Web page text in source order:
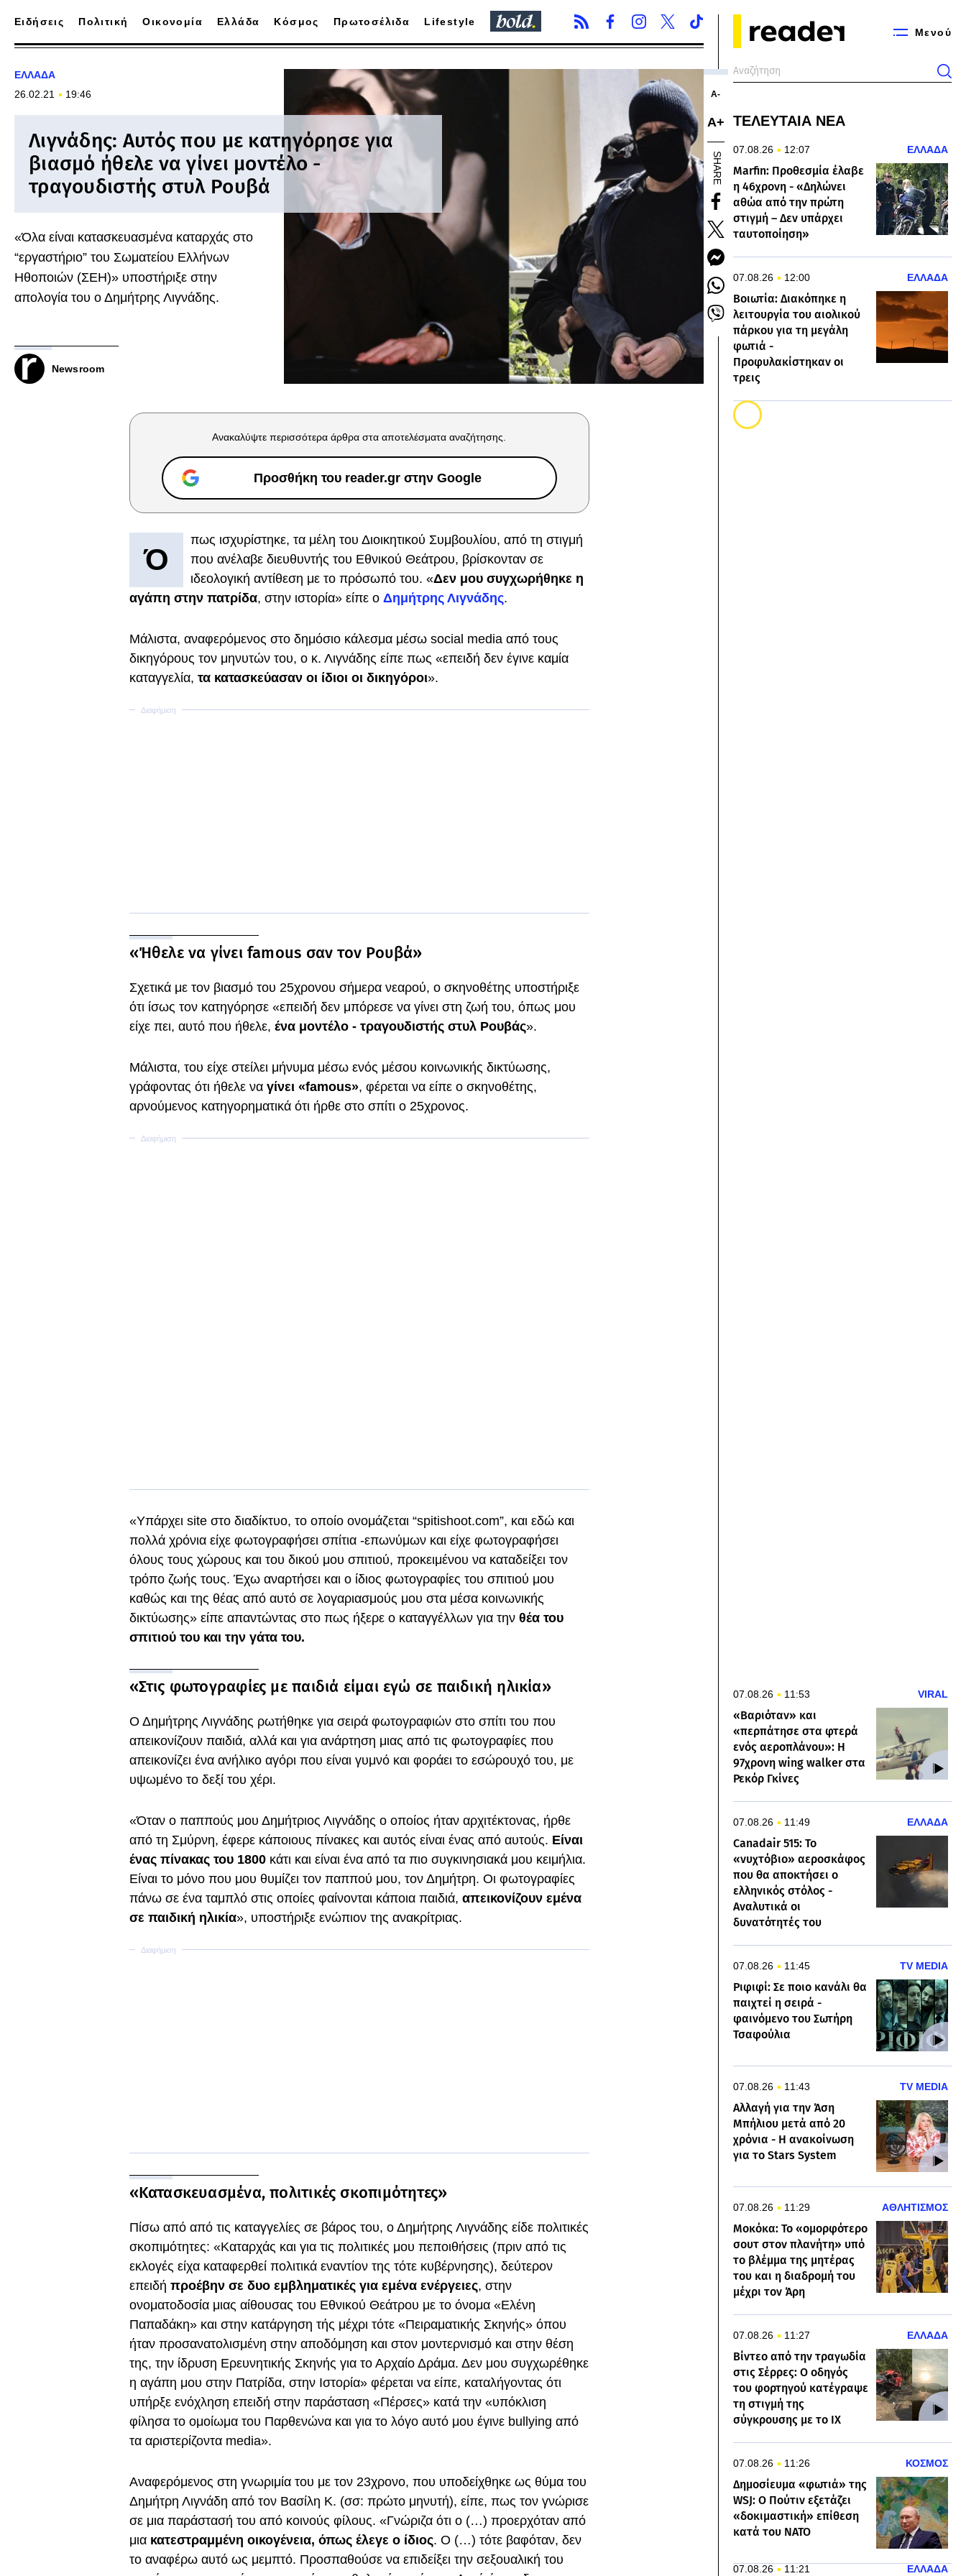
Μενού
Ειδήσεις Πολιτική Οικονομία Ελλάδα Κόσμος Πρωτοσέλιδα Lifestyle
ΕΛΛΑΔΑ
26.02.21
19:46
Λιγνάδης: Αυτός που με κατηγόρησε για
βιασμό ήθελε να γίνει μοντέλο -
τραγουδιστής στυλ Ρουβά
«Όλα είναι κατασκευασμένα καταρχάς στο
“εργαστήριο” του Σωματείου Ελλήνων
Ηθοποιών (ΣΕΗ)» υποστήριξε στην
απολογία του ο Δημήτρης Λιγνάδης.
Newsroom
Α-
Α+
SHARE
Ανακαλύψτε περισσότερα άρθρα στα αποτελέσματα αναζήτησης.
Προσθήκη του reader.gr στην Google
Ό
πως ισχυρίστηκε, τα μέλη του Διοικητικού Συμβουλίου, από τη στιγμή
που ανέλαβε διευθυντής του Εθνικού Θεάτρου, βρίσκονταν σε
ιδεολογική αντίθεση με το πρόσωπό του. «Δεν μου συγχωρήθηκε η
αγάπη στην πατρίδα, στην ιστορία» είπε ο Δημήτρης Λιγνάδης.
Μάλιστα, αναφερόμενος στο δημόσιο κάλεσμα μέσω social media από τους
δικηγόρους τον μηνυτών του, ο κ. Λιγνάδης είπε πως «επειδή δεν έγινε καμία
καταγγελία, τα κατασκεύασαν οι ίδιοι οι δικηγόροι».
«Ήθελε να γίνει famous σαν τον Ρουβά»
Σχετικά με τον βιασμό του 25χρονου σήμερα νεαρού, ο σκηνοθέτης υποστήριξε
ότι ίσως τον κατηγόρησε «επειδή δεν μπόρεσε να γίνει στη ζωή του, όπως μου
είχε πει, αυτό που ήθελε, ένα μοντέλο - τραγουδιστής στυλ Ρουβάς».
Μάλιστα, του είχε στείλει μήνυμα μέσω ενός μέσου κοινωνικής δικτύωσης,
γράφοντας ότι ήθελε ναγίνει «famous», φέρεται να είπε ο σκηνοθέτης,
αρνούμενος κατηγορηματικά ότι ήρθε στο σπίτι ο 25χρονος.
«Υπάρχει site στο διαδίκτυο, το οποίο ονομάζεται “spitishoot.com”, και εδώ και
πολλά χρόνια είχε φωτογραφήσει σπίτια -επωνύμων και είχε φωτογραφήσει
όλους τους χώρους και του δικού μου σπιτιού, προκειμένου να καταδείξει τον
τρόπο ζωής τους. Έχω αναρτήσει και ο ίδιος φωτογραφίες του σπιτιού μου
καθώς και της θέας από αυτό σε λογαριασμούς μου στα μέσα κοινωνικής
δικτύωσης» είπε απαντώντας στο πως ήξερε ο καταγγέλλων για την θέα του
σπιτιού του και την γάτα του.
«Στις φωτογραφίες με παιδιά είμαι εγώ σε παιδική ηλικία»
Ο Δημήτρης Λιγνάδης ρωτήθηκε για σειρά φωτογραφιών στο σπίτι του που
απεικονίζουν παιδιά, αλλά και για ανάρτηση μιας από τις φωτογραφίες που
απεικονίζει ένα ανήλικο αγόρι που είναι γυμνό και φοράει το εσώρουχό του, με
υψωμένο το δεξί του χέρι.
«Όταν ο παππούς μου Δημήτριος Λιγνάδης ο οποίος ήταν αρχιτέκτονας, ήρθε
από τη Σμύρνη, έφερε κάποιους πίνακες και αυτός είναι ένας από αυτούς. Είναι
ένας πίνακας του 1800 κάτι και είναι ένα από τα πιο συγκινησιακά μου κειμήλια.
Είναι το μόνο που μου θυμίζει τον παππού μου, τον Δημήτρη. Οι φωτογραφίες
πάνω σε ένα ταμπλό στις οποίες φαίνονται κάποια παιδιά, απεικονίζουν εμένα
σε παιδική ηλικία», υποστήριξε ενώπιον της ανακρίτριας.
«Κατασκευασμένα, πολιτικές σκοπιμότητες»
Πίσω από από τις καταγγελίες σε βάρος του, ο Δημήτρης Λιγνάδης είδε πολιτικές
σκοπιμότητες: «Καταρχάς και για τις πολιτικές μου πεποιθήσεις (πριν από τις
εκλογές είχα καταφερθεί πολιτικά εναντίον της τότε κυβέρνησης), δεύτερον
επειδή προέβην σε δυο εμβληματικές για εμένα ενέργειες, στην
ονοματοδοσία μιας αίθουσας του Εθνικού Θεάτρου με το όνομα «Ελένη
Παπαδάκη» και στην κατάργηση τής μέχρι τότε «Πειραματικής Σκηνής» όπου
ήταν προσανατολισμένη στην αποδόμηση και στον μοντερνισμό και στην θέση
της, την ίδρυση Ερευνητικής Σκηνής για το Αρχαίο Δράμα. Δεν μου συγχωρέθηκε
η αγάπη μου στην Πατρίδα, στην Ιστορία» φέρεται να είπε, καταλήγοντας ότι
υπήρξε ενόχληση επειδή στην παράσταση «Πέρσες» κατά την «υπόκλιση
φίλησα το ομοίωμα του Παρθενώνα και για το λόγο αυτό μου έγινε bullying από
τα αριστερίζοντα media».
Αναφερόμενος στη γνωριμία του με τον 23χρονο, που υποδείχθηκε ως θύμα του
Δημήτρη Λιγνάδη από τον Βασίλη Κ. (σσ: πρώτο μηνυτή), είπε, πως τον γνώρισε
σε μια παράστασή του από κοινούς φίλους. «Γνώριζα ότι ο (…) προερχόταν από
μια κατεστραμμένη οικογένεια, όπως έλεγε ο ίδιος. Ο (…) τότε βαφόταν, δεν
το αναφέρω αυτό ως μεμπτό. Προσπαθούσε να επιδείξει την σεξουαλική του
ΤΕΛΕΥΤΑΙΑ ΝΕΑ
07.08.26 12:07 ΕΛΛΑΔΑ
Marfin: Προθεσμία έλαβε
η 46χρονη - «Δηλώνει
αθώα από την πρώτη
στιγμή – Δεν υπάρχει
ταυτοποίηση»
07.08.26 12:00 ΕΛΛΑΔΑ
Βοιωτία: Διακόπηκε η
λειτουργία του αιολικού
πάρκου για τη μεγάλη
φωτιά -
Προφυλακίστηκαν οι
τρεις
07.08.26 11:53 VIRAL
«Βαριόταν» και
«περπάτησε στα φτερά
ενός αεροπλάνου»: Η
97χρονη wing walker στα
Ρεκόρ Γκίνες
07.08.26 11:49 ΕΛΛΑΔΑ
Canadair 515: Το
«νυχτόβιο» αεροσκάφος
που θα αποκτήσει ο
ελληνικός στόλος -
Αναλυτικά οι
δυνατότητές του
07.08.26 11:45 TV MEDIA
Ριφιφί: Σε ποιο κανάλι θα
παιχτεί η σειρά -
φαινόμενο του Σωτήρη
Τσαφούλια
07.08.26 11:43 TV MEDIA
Αλλαγή για την Άση
Μπήλιου μετά από 20
χρόνια - Η ανακοίνωση
για το Stars System
07.08.26 11:29 ΑΘΛΗΤΙΣΜΟΣ
Μοκόκα: Το «ομορφότερο
σουτ στον πλανήτη» υπό
το βλέμμα της μητέρας
του και η διαδρομή του
μέχρι τον Άρη
07.08.26 11:27 ΕΛΛΑΔΑ
Βίντεο από την τραγωδία
στις Σέρρες: Ο οδηγός
του φορτηγού κατέγραψε
τη στιγμή της
σύγκρουσης με το ΙΧ
07.08.26 11:26 ΚΟΣΜΟΣ
Δημοσίευμα «φωτιά» της
WSJ: Ο Πούτιν εξετάζει
«δοκιμαστική» επίθεση
κατά του ΝΑΤΟ
07.08.26 11:21 ΕΛΛΑΔΑ